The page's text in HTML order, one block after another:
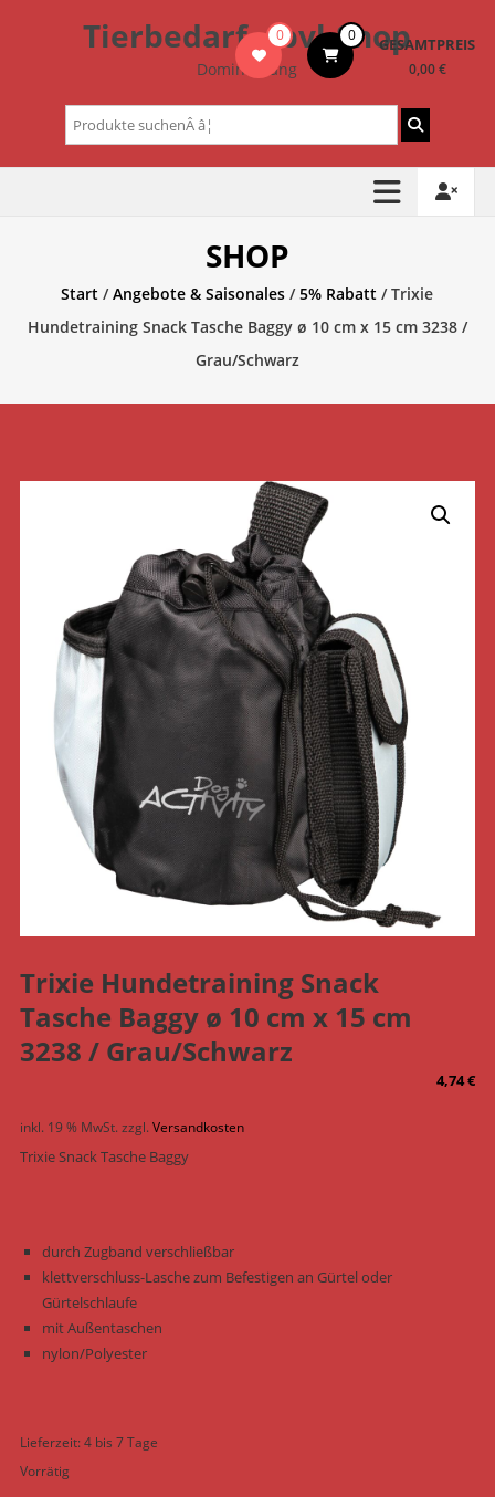
Tierbedarf – bvl-Shop
Dominik Lang
0 0 GESAMTPREIS
0,00 €
Suchen
nach:
SHOP
Start /Angebote & Saisonales /5% Rabatt / Trixie
Hundetraining Snack Tasche Baggy ø 10 cm x 15 cm 3238 /
Grau/Schwarz
Trixie Hundetraining Snack
Tasche Baggy ø 10 cm x 15 cm
3238 / Grau/Schwarz
4,74€
inkl. 19 % MwSt. zzgl. Versandkosten
Trixie Snack Tasche Baggy
durch Zugband verschließbar
klettverschluss-Lasche zum Befestigen an Gürtel oder
Gürtelschlaufe
mit Außentaschen
nylon/Polyester
Lieferzeit:4 bis 7 Tage
Vorrätig